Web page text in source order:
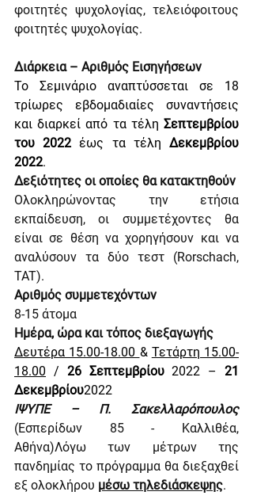
φοιτητές ψυχολογίας, τελειόφοιτους
φοιτητές ψυχολογίας.
Διάρκεια – Αριθμός Εισηγήσεων
Το Σεμινάριο αναπτύσσεται σε 18
τρίωρες εβδομαδιαίες συναντήσεις
και διαρκεί από τα τέλη Σεπτεμβρίου
του 2022 έως τα τέλη Δεκεμβρίου
2022.
Δεξιότητες οι οποίες θα κατακτηθούν
Ολοκληρώνοντας την ετήσια
εκπαίδευση, οι συμμετέχοντες θα
είναι σε θέση να χορηγήσουν και να
αναλύσουν τα δύο τεστ (Rorschach,
TAT).
Αριθμός συμμετεχόντων
8-15 άτομα
Ημέρα, ώρα και τόπος διεξαγωγής
Δευτέρα 15.00-18.00 & Τετάρτη 15.00-
18.00 / 26 Σεπτεμβρίου 2022­ – 21
Δεκεμβρίου2022
ΙΨΥΠΕ – Π. Σακελλαρόπουλος
(Εσπερίδων 85 - Καλλιθέα,
Αθήνα)Λόγω των μέτρων της
πανδημίας το πρόγραμμα θα διεξαχθεί
εξ ολοκλήρου μέσω τηλεδιάσκεψης.